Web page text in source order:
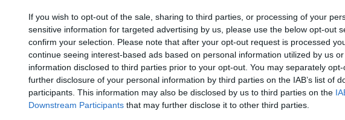
If you wish to opt-out of the sale, sharing to third parties, or processing of your
sensitive information for targeted advertising by us, please use the below opt-out
confirm your selection. Please note that after your opt-out request is processed
continue seeing interest-based ads based on personal information utilized by us
information disclosed to third parties prior to your opt-out. You may separately
further disclosure of your personal information by third parties on the IAB’s list of
participants. This information may also be disclosed by us to third parties on the
Downstream Participants that may further disclose it to other third parties.
Semana fantástica en el área de patrocinios del Real Betis. El club
verdiblanco de LaLiga Santander ha anunciado este viernes
un
acuerdo comercial para su equipación de partido, el tercero en
proveedor digital MuchBetter estará presente en el pantalón de
primer equipo hasta 2023-2024.
El club está apostando fuertemente por la atracción de
digitales y de nueva creación
como demuestra que su nuevo